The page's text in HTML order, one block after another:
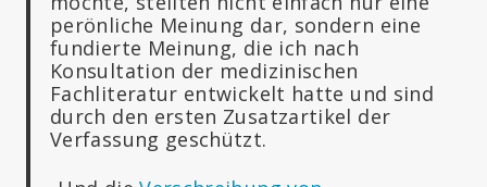
perönliche Meinung dar, sondern eine
fundierte Meinung, die ich nach
Konsultation der medizinischen
Fachliteratur entwickelt hatte und sind
durch den ersten Zusatzartikel der
Verfassung geschützt.